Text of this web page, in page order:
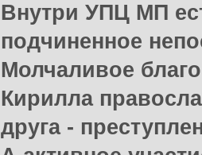
Внутри УПЦ МП
подчиненное
Молчаливое
Кирилла
друга -